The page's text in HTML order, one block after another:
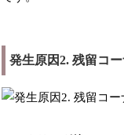
発生原因2. 残留コ